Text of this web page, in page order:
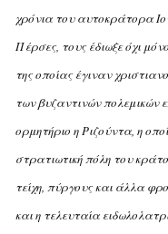
χρόνια του αυτοκράτορα
Πέρσες, τους έδιωξε όχι
της οποίας έγιναν
των βυζαντινών πολεμικών
ορμητήριο η Pιζούντα, η
στρατιωτική πόλη του
τείχη, πύργους και άλλα
και η τελευταία